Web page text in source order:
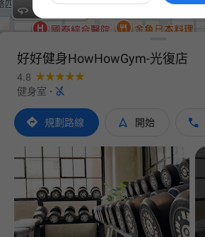

好好健身HowHowGym-光復店
4.8
健身室 · 
 規劃路線  開始 